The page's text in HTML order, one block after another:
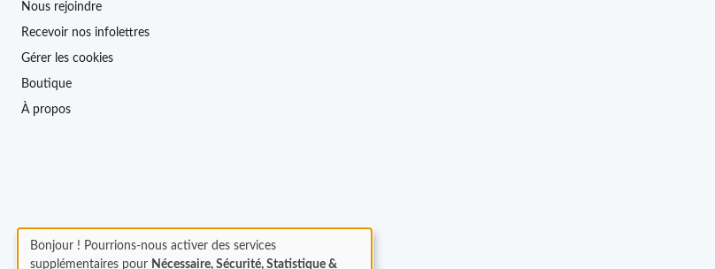
Nous rejoindre
Recevoir nos infolettres
Gérer les cookies
Boutique
À propos
Bonjour ! Pourrions-nous activer des services
supplémentaires pour Nécessaire, Sécurité, Statistique &